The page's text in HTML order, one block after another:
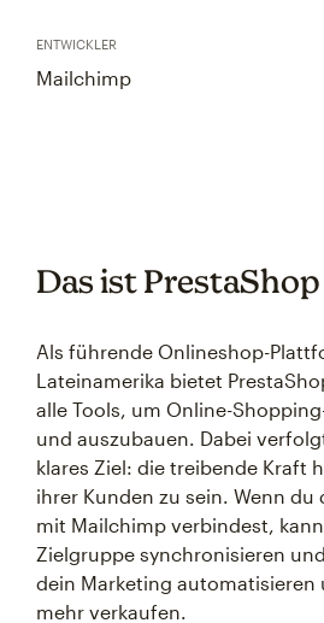
ENTWICKLER
Mailchimp
Das ist PrestaShop
Als führende Onlineshop-
Lateinamerika bietet
alle Tools, um Online-
und auszubauen. Dabei
klares Ziel: die treibende Kraft
ihrer Kunden zu sein. Wenn du
mit Mailchimp verbindest,
Zielgruppe synchronisieren
dein Marketing automatisieren
mehr verkaufen.